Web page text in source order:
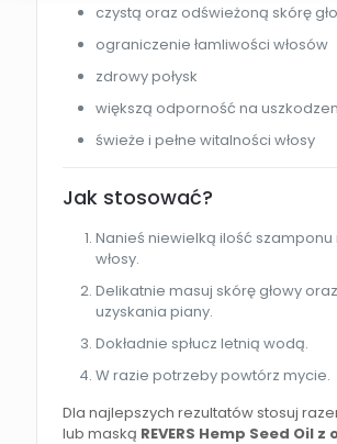
czystą oraz odświeżoną skórę
ograniczenie łamliwości włosów
zdrowy połysk
większą odporność na
świeże i pełne witalności włosy
Jak stosować?
Nanieś niewielką ilość
włosy.
Delikatnie masuj skórę głowy
uzyskania piany.
Dokładnie spłucz letnią wodą.
W razie potrzeby powtórz mycie.
Dla najlepszych rezultatów stosuj
lub maską REVERS Hemp Seed Oil z